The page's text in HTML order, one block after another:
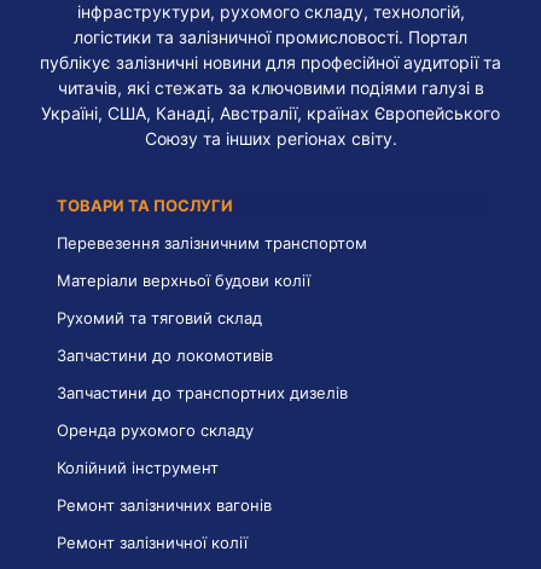
інфраструктури, рухомого складу, технологій,
логістики та залізничної промисловості. Портал
публікує залізничні новини для професійної аудиторії та
читачів, які стежать за ключовими подіями галузі в
Україні, США, Канаді, Австралії, країнах Європейського
Союзу та інших регіонах світу.
ТОВАРИ ТА ПОСЛУГИ
Перевезення залізничним транспортом
Матеріали верхньої будови колії
Рухомий та тяговий склад
Запчастини до локомотивів
Запчастини до транспортних дизелів
Оренда рухомого складу
Колійний інструмент
Ремонт залізничних вагонів
Ремонт залізничної колії